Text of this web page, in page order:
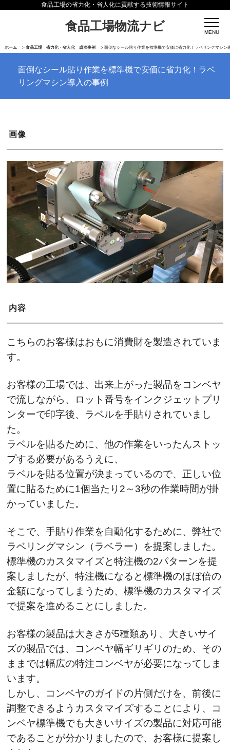
食品工場の省力化・省人化に貢献する技術情報サイト
食品工場物流ナビ
ホーム > 食品工場 省力化・省人化 成功事例 > 面倒なシール貼り作業を標準機で安価に省力化！ラベリングマシン
面倒なシール貼り作業を標準機で安価に省力化！ラベ
リングマシン導入の事例
画像
内容
こちらのお客様はおもに消費財を製造されていま
す。
お客様の工場では、出来上がった製品をコンベヤ
で流しながら、ロット番号をインクジェットプリ
ンターで印字後、ラベルを手貼りされていまし
た。
ラベルを貼るために、他の作業をいったんストッ
プする必要があるうえに、
ラベルを貼る位置が決まっているので、正しい位
置に貼るために1個当たり2～3秒の作業時間が掛
かっていました。
そこで、手貼り作業を自動化するために、弊社で
ラベリングマシン（ラベラー）を提案しました。
標準機のカスタマイズと特注機の2パターンを提
案しましたが、特注機になると標準機のほぼ倍の
金額になってしまうため、標準機のカスタマイズ
で提案を進めることにしました。
お客様の製品は大きさが5種類あり、大きいサイ
ズの製品では、コンベヤ幅ギリギリのため、その
ままでは幅広の特注コンベヤが必要になってしま
います。
しかし、コンベヤのガイドの片側だけを、前後に
調整できるようカスタマイズすることにより、コ
ンベヤ標準機でも大きいサイズの製品に対応可能
であることが分かりましたので、お客様に提案し